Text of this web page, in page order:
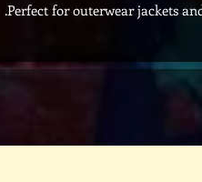
Perfect for outerwear jackets